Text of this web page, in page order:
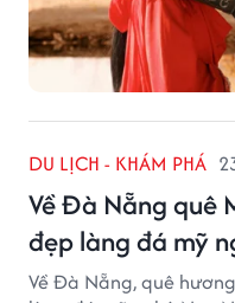
DU LỊCH - KHÁM PHÁ
Về Đà Nẵng quê
đẹp làng đá mỹ
Về Đà Nẵng, quê